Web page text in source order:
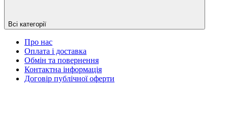
Всі категорії
Про нас
Оплата і доставка
Обмін та повернення
Контактна інформація
Договір публічної оферти